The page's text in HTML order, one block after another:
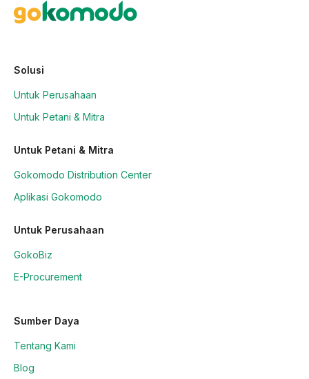
Solusi
Untuk Perusahaan
Untuk Petani & Mitra
Untuk Petani & Mitra
Gokomodo Distribution Center
Aplikasi Gokomodo
Untuk Perusahaan
GokoBiz
E-Procurement
Sumber Daya
Tentang Kami
Blog